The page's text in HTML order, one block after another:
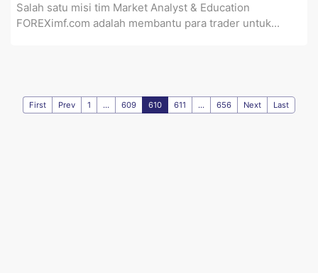
Salah satu misi tim Market Analyst & Education
FOREXimf.com adalah membantu para trader untuk...
First Prev 1 ... 609 610 611 ... 656 Next Last